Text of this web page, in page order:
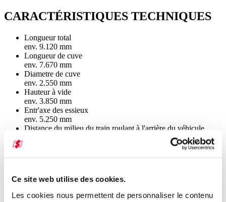
Ce site web utilise des cookies.
Les cookies nous permettent de personnaliser le contenu
CARACTÉRISTIQUES TECHNIQUES
Longueur total
env. 9.120 mm
Longueur de cuve
env. 7.670 mm
Diametre de cuve
env. 2.550 mm
Hauteur à vide
env. 3.850 mm
Entr'axe des essieux
env. 5.250 mm
Distance du milieu du train roulant à l'arrière du véhicule
env. 33 m
18 t
Charge sur essieux techniquement admissible de la remorque
2 x 9 t